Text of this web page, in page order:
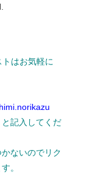
はお気軽に
と記入してくだ
ないのでリク
。